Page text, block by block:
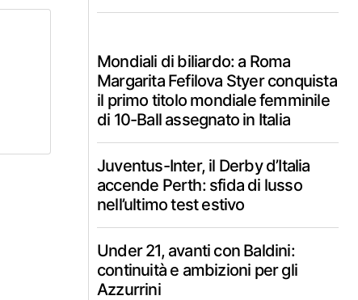
Mondiali di biliardo: a Roma
Margarita Fefilova Styer conquista
il primo titolo mondiale femminile
di 10-Ball assegnato in Italia
Juventus-Inter, il Derby d’Italia
accende Perth: sfida di lusso
nell’ultimo test estivo
Under 21, avanti con Baldini:
continuità e ambizioni per gli
Azzurrini